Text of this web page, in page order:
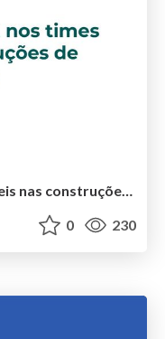
O papel do UI/UX nos times ágeis nas construções de produtos digitais
0 230